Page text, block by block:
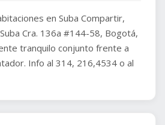
en Suba Compartir,
Cra. 136a #144-58, Bogotá,
tranquilo conjunto frente a
Info al 314, 216,4534 o al